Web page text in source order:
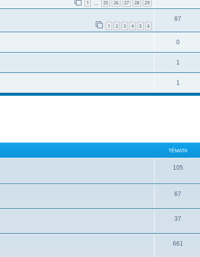
1 25 26 27 28 29
1 2 3 4 5 6
87
0
1
1
TÉMATA
105
67
37
661